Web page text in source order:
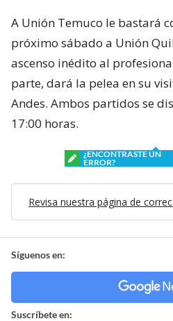
A Unión Temuco le bastará
próximo sábado a Unión
ascenso inédito al
parte, dará la pelea en su
Andes. Ambos partidos se
17:00 horas.
¿ENCONTRASTE UN
ERROR?
Revisa nuestra página de
Síguenos en:
Suscríbete en: